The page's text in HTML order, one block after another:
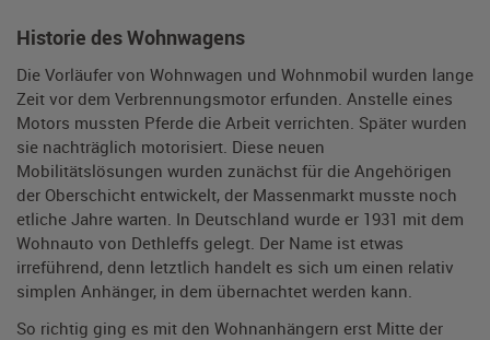
Historie des Wohnwagens
Die Vorläufer von Wohnwagen und Wohnmobil wurden lange
Zeit vor dem Verbrennungsmotor erfunden. Anstelle eines
Motors mussten Pferde die Arbeit verrichten. Später wurden
sie nachträglich motorisiert. Diese neuen
Mobilitätslösungen wurden zunächst für die Angehörigen
der Oberschicht entwickelt, der Massenmarkt musste noch
etliche Jahre warten. In Deutschland wurde er 1931 mit dem
Wohnauto von Dethleffs gelegt. Der Name ist etwas
irreführend, denn letztlich handelt es sich um einen relativ
simplen Anhänger, in dem übernachtet werden kann.
So richtig ging es mit den Wohnanhängern erst Mitte der